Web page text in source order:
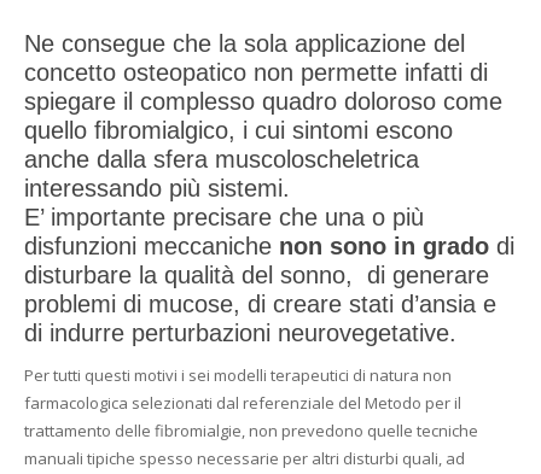
Ne consegue che la sola applicazione del
concetto osteopatico non permette infatti di
spiegare il complesso quadro doloroso come
quello fibromialgico, i cui sintomi escono
anche dalla sfera muscolo­scheletrica
interessando più sistemi.
E’ importante precisare che una o più
disfunzioni meccaniche non sono in gradodi
disturbare la qualità del sonno, di generare
problemi di mucose, di creare stati d’ansia e
di indurre perturbazioni neurovegetative.
Per tutti questi motivi i sei modelli terapeutici di natura non
farmacologica selezionati dal referenziale del Metodo per il
trattamento delle fibromialgie, non prevedono quelle tecniche
manuali tipiche spesso necessarie per altri disturbi quali, ad